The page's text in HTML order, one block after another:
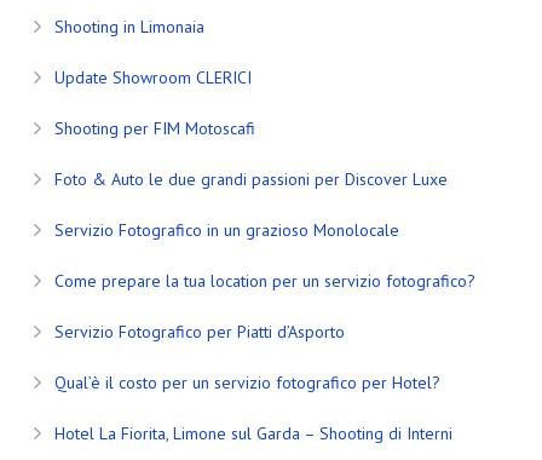
Shooting in Limonaia
Update Showroom CLERICI
Shooting per FIM Motoscafi
Foto & Auto le due grandi passioni per Discover Luxe
Servizio Fotografico in un grazioso Monolocale
Come prepare la tua location per un servizio fotografico?
Servizio Fotografico per Piatti d’Asporto
Qual’è il costo per un servizio fotografico per Hotel?
Hotel La Fiorita, Limone sul Garda – Shooting di Interni